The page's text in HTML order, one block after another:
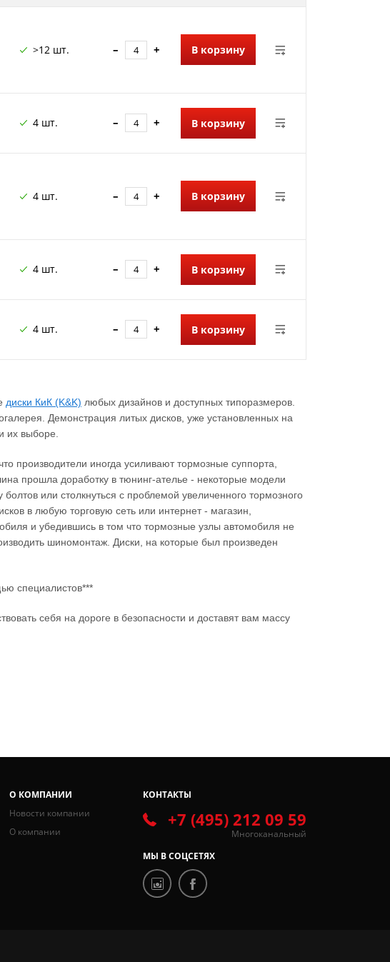
>12 шт. – + В корзину
4 шт. – + В корзину
4 шт. – + В корзину
4 шт. – + В корзину
4 шт. – + В корзину
диски КиК (K&K) любых дизайнов и доступных типоразмеров.
Демонстрация литых дисков, уже установленных на
их выборе.
производители иногда усиливают тормозные суппорта,
прошла доработку в тюнинг-ателье - некоторые модели
или столкнуться с проблемой увеличенного тормозного
в любую торговую сеть или интернет - магазин,
и убедившись в том что тормозные узлы автомобиля не
шиномонтаж. Диски, на которые был произведен
специалистов***
себя на дороге в безопасности и доставят вам массу
О КОМПАНИИ
Новости компании
О компании
КОНТАКТЫ
+7 (495) 212 09 59
Многоканальный
МЫ В СОЦСЕТЯХ